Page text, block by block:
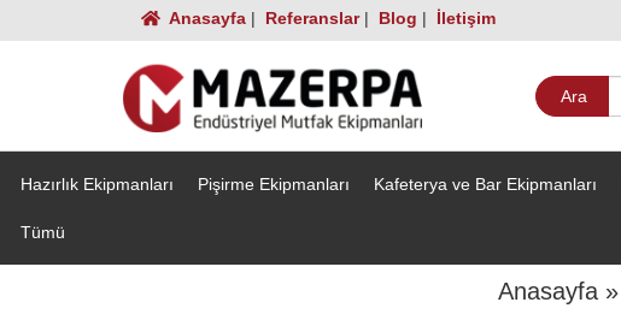
Anasayfa | Referanslar| Blog | İletişim
Hazırlık Ekipmanları Pişirme Ekipmanları Kafeterya ve Bar Ekipmanları
Tümü
Anasayfa »